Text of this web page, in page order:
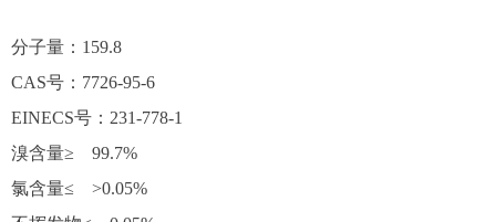
分子量：159.8
CAS号：7726-95-6
EINECS号：231-778-1
溴含量≥ 99.7%
氯含量≤ >0.05%